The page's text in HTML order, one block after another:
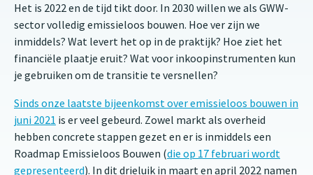
Het is 2022 en de tijd tikt door. In 2030 willen we als GWW-
sector volledig emissieloos bouwen. Hoe ver zijn we
inmiddels? Wat levert het op in de praktijk? Hoe ziet het
financiële plaatje eruit? Wat voor inkoopinstrumenten kun
je gebruiken om de transitie te versnellen?
Sinds onze laatste bijeenkomst over emissieloos bouwen in
juni 2021 is er veel gebeurd. Zowel markt als overheid
hebben concrete stappen gezet en er is inmiddels een
Roadmap Emissieloos Bouwen (die op 17 februari wordt
gepresenteerd). In dit drieluik in maart en april 2022 namen